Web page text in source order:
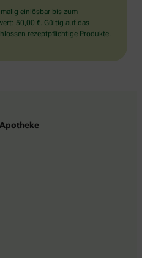
einlösbar bis zum
50,00 €. Gültig auf das
rezeptpflichtige Produkte.